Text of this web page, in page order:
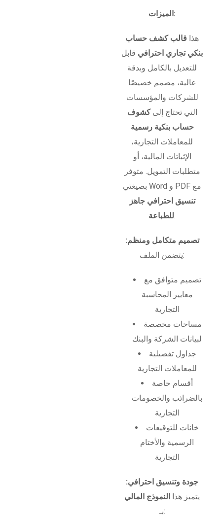
الميزات:
هذا قالب كشف حساب
بنكي تجاري احترافي قابل
للتعديل بالكامل وبدقة
عالية، مصمم خصيصًا
للشركات والمؤسسات
التي تحتاج إلىكشوف
حساب بنكية رسمية
للمعاملات التجارية،
الإثباتات المالية، أو
متطلبات التمويل. متوفر
بصيغتي Word و PDF مع
تنسيق احترافي جاهز
للطباعة.
تصميم متكامل ومنظم:
يتضمن الملف:
تصميم متوافق مع
معايير المحاسبة
التجارية
مساحات مخصصة
لبيانات الشركة والبنك
جداول تفصيلية
للمعاملات التجارية
أقسام خاصة
بالضرائب والخصومات
التجارية
خانات للتوقيعات
الرسمية والأختام
التجارية
جودة وتنسيق احترافي:
يتميز هذا
النموذج المالي
بـ: